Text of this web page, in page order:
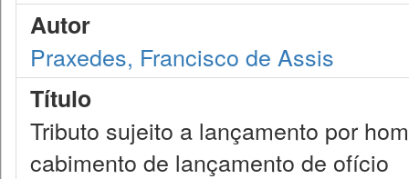
Autor
Praxedes, Francisco de Assis
Título
Tributo sujeito a lançamento por
cabimento de lançamento de ofício